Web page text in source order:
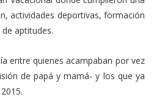
actividades deportivas, formación
aptitudes.
entre quienes acampaban por vez
de papá y mamá- y los que ya